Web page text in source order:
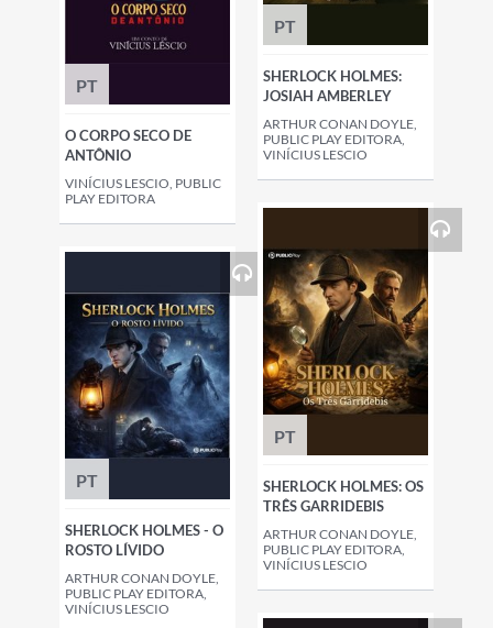
PT
O CORPO SECO DE
ANTÔNIO
VINÍCIUS LESCIO, PUBLIC
PLAY EDITORA
PT
SHERLOCK HOLMES:
JOSIAH AMBERLEY
ARTHUR CONAN DOYLE,
PUBLIC PLAY EDITORA,
VINÍCIUS LESCIO
PT
SHERLOCK HOLMES - O
ROSTO LÍVIDO
ARTHUR CONAN DOYLE,
PUBLIC PLAY EDITORA,
VINÍCIUS LESCIO
PT
SHERLOCK HOLMES: OS
TRÊS GARRIDEBIS
ARTHUR CONAN DOYLE,
PUBLIC PLAY EDITORA,
VINÍCIUS LESCIO